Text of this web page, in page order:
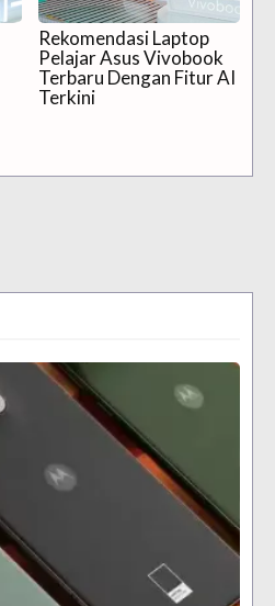
Rekomendasi Laptop
Pelajar Asus Vivobook
Terbaru Dengan Fitur AI
Terkini